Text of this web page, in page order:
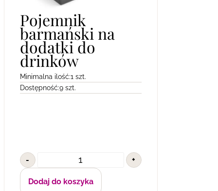
Pojemnik
barmański na
dodatki do
drinków
Minimalna ilość:1 szt.
Dostępność:9 szt.
- +
Dodaj do koszyka